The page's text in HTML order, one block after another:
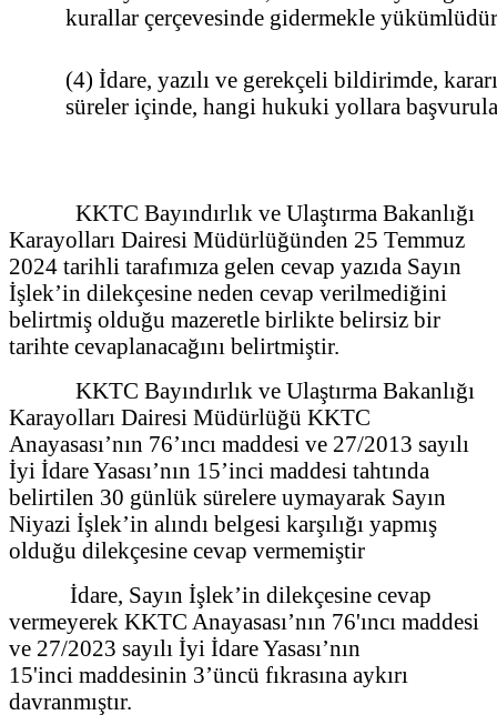
kurallar çerçevesinde gidermekle
(4) İdare, yazılı ve gerekçeli bildirimde,
süreler içinde, hangi hukuki yollara
KKTC Bayındırlık ve Ulaştırma Bakanlığı
Karayolları Dairesi Müdürlüğünden 25 Temmuz
2024 tarihli tarafımıza gelen cevap yazıda Sayın
İşlek’in dilekçesine neden cevap verilmediğini
belirtmiş olduğu mazeretle birlikte belirsiz bir
tarihte cevaplanacağını belirtmiştir.
KKTC Bayındırlık ve Ulaştırma Bakanlığı
Karayolları Dairesi Müdürlüğü KKTC
Anayasası’nın 76’ıncı maddesi ve 27/2013 sayılı
İyi İdare Yasası’nın 15’inci maddesi tahtında
belirtilen 30 günlük sürelere uymayarak Sayın
Niyazi İşlek’in alındı belgesi karşılığı yapmış
olduğu dilekçesine cevap vermemiştir
İdare, Sayın İşlek’in dilekçesine cevap
vermeyerek KKTC Anayasası’nın 76'ıncı maddesi
ve 27/2023 sayılı İyi İdare Yasası’nın
15'inci maddesinin 3’üncü fıkrasına aykırı
davranmıştır.